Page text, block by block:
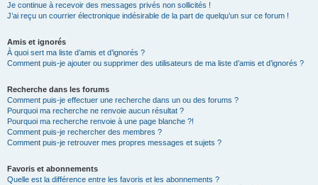
Je continue à recevoir des messages privés non sollicités !
J’ai reçu un courrier électronique indésirable de la part de quelqu’un sur ce forum !
Amis et ignorés
À quoi sert ma liste d’amis et d’ignorés ?
Comment puis-je ajouter ou supprimer des utilisateurs de ma liste d’amis et d’ignorés ?
Recherche dans les forums
Comment puis-je effectuer une recherche dans un ou des forums ?
Pourquoi ma recherche ne renvoie aucun résultat ?
Pourquoi ma recherche renvoie à une page blanche ?!
Comment puis-je rechercher des membres ?
Comment puis-je retrouver mes propres messages et sujets ?
Favoris et abonnements
Quelle est la différence entre les favoris et les abonnements ?